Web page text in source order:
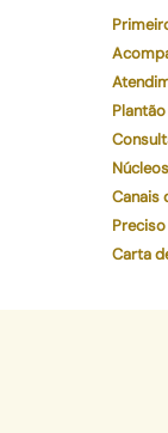
Canais
Carta